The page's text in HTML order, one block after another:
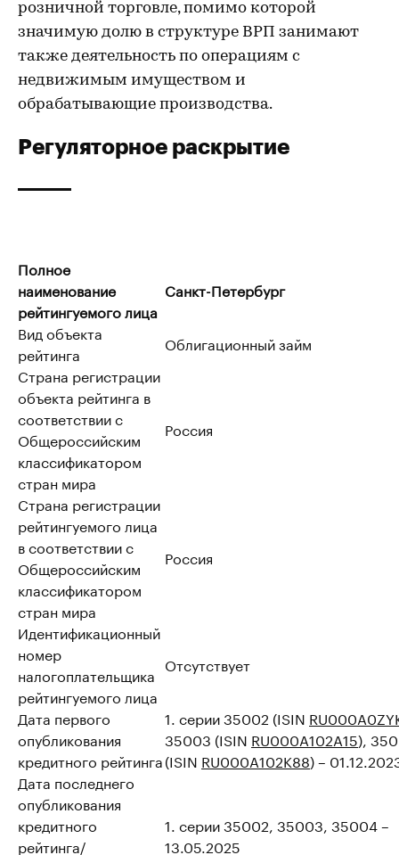
розничной торговле, помимо которой
значимую долю в структуре ВРП занимают
также деятельность по операциям с
недвижимым имуществом и
обрабатывающие производства.
Регуляторное раскрытие
Полное
наименование
рейтингуемого лица
Санкт-Петербург
Вид объекта
рейтинга
Облигационный займ
Страна регистрации
объекта рейтинга в
соответствии с
Общероссийским
классификатором
стран мира
Россия
Страна регистрации
рейтингуемого лица
в соответствии с
Общероссийским
классификатором
стран мира
Россия
Идентификационный
номер
налогоплательщика
рейтингуемого лица
Отсутствует
Дата первого
опубликования
кредитного рейтинга
1. серии 35002 (ISIN
35003 (ISIN RU000A102A15),
(ISIN RU000A102K88) –
Дата последнего
опубликования
кредитного
рейтинга/
1. серии 35002, 35003, 35004 –
13.05.2025